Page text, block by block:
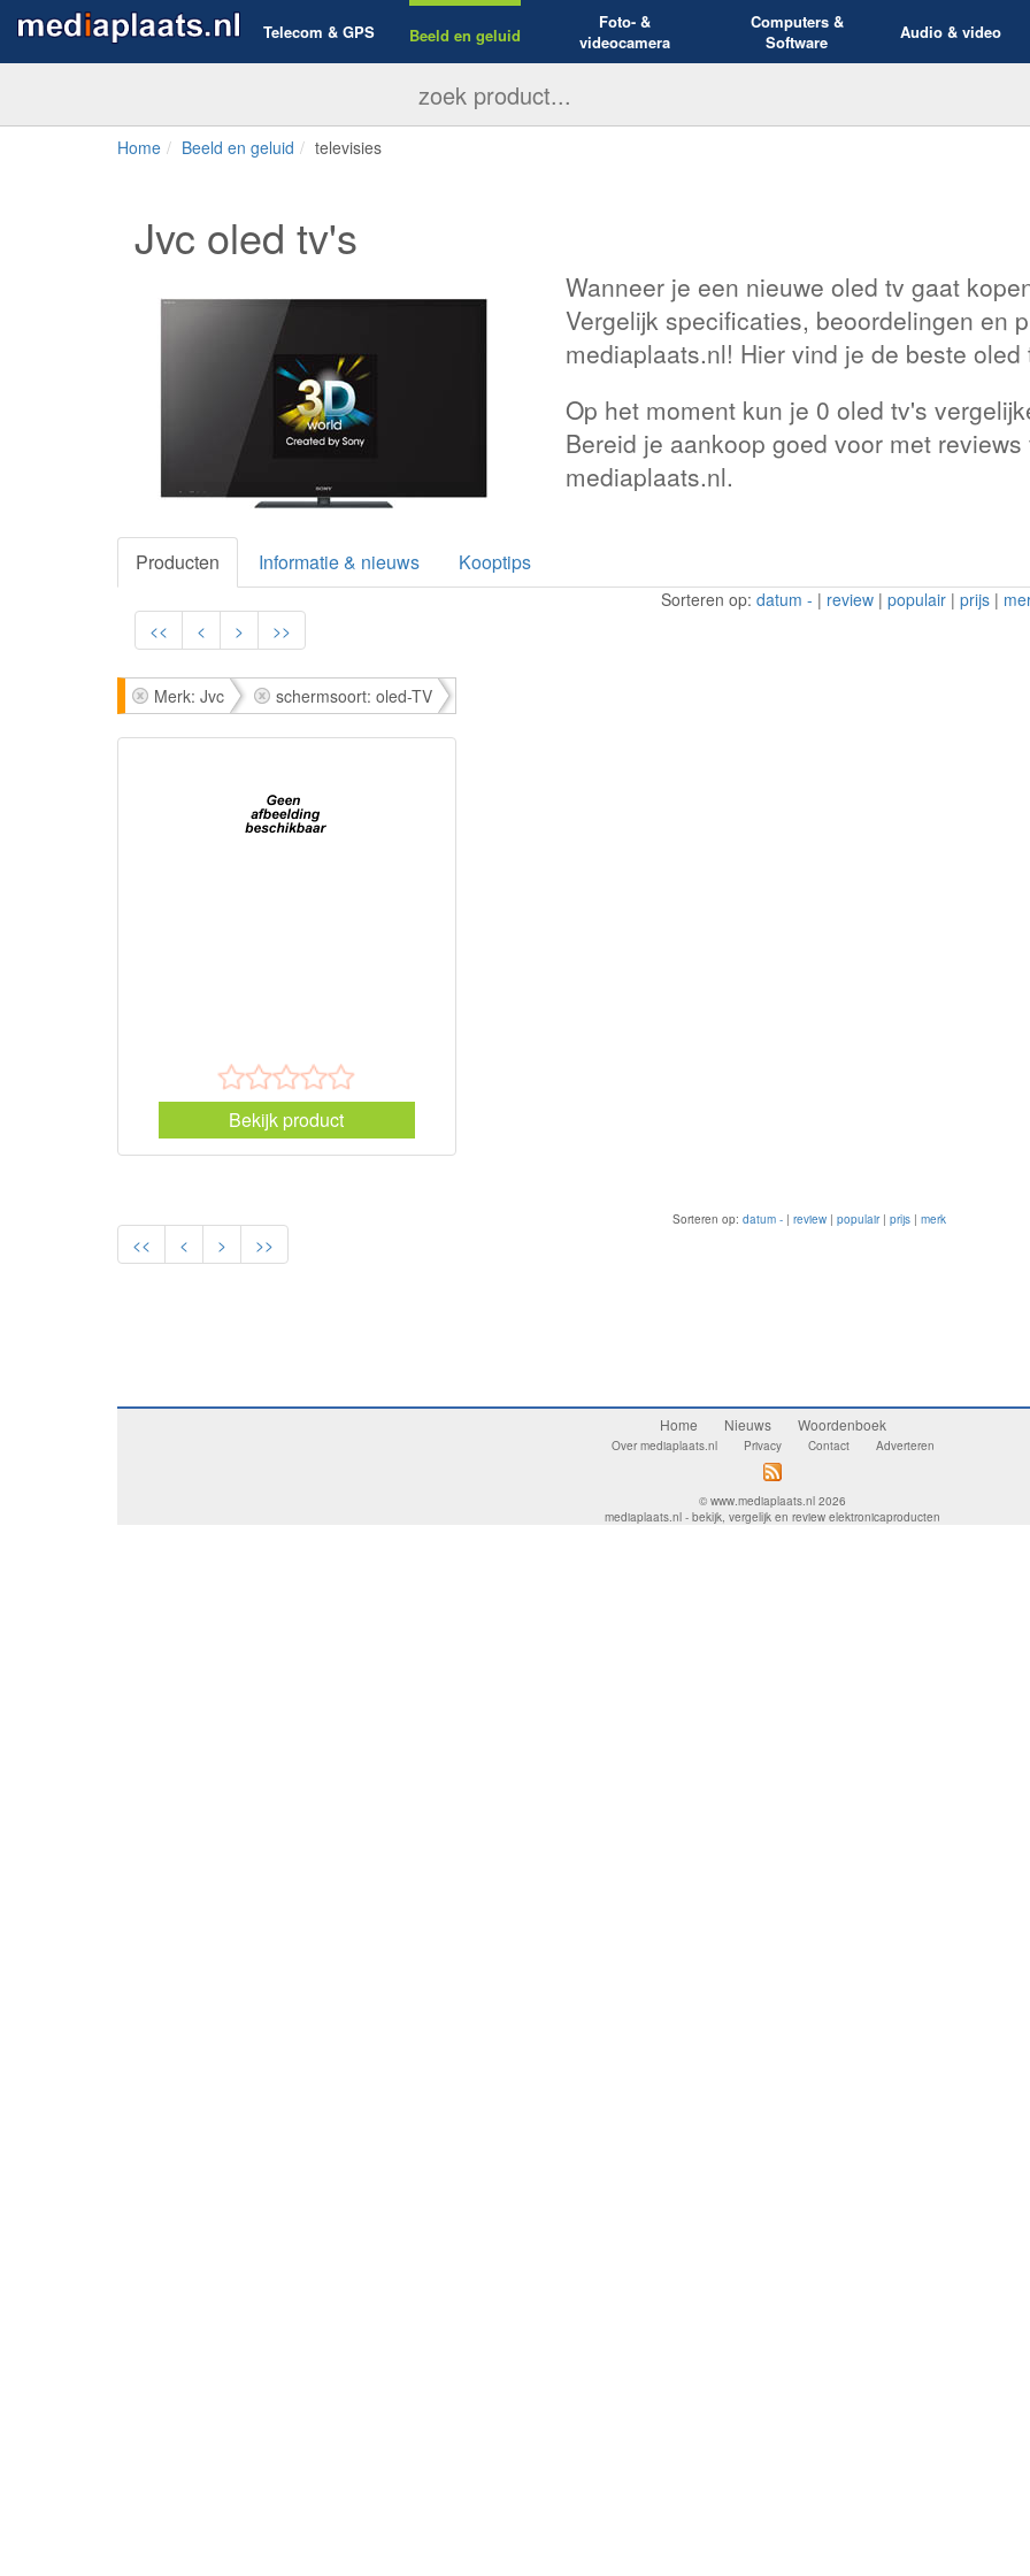
Telecom & GPS Beeld en geluid
Foto- &
videocamera
Computers &
Software
Audio & video
Home Beeld en geluid televisies
Jvc oled tv's
Wanneer je een nieuwe oled tv gaat
Vergelijk specificaties, beoordelingen en
mediaplaats.nl! Hier vind je de beste
Op het moment kun je 0 oled tv's
Bereid je aankoop goed voor met
mediaplaats.nl.
Producten Informatie & nieuws Kooptips
<< < > >>
Sorteren op: datum - | review | populair | prijs |
Merk: Jvc schermsoort: oled-TV
Bekijk product
<< < > >>
Sorteren op: datum -| review | populair | prijs | merk
Home Nieuws Woordenboek
Over mediaplaats.nl Privacy Contact Adverteren
© www.mediaplaats.nl 2026
mediaplaats.nl - bekijk, vergelijk en review elektronicaproducten